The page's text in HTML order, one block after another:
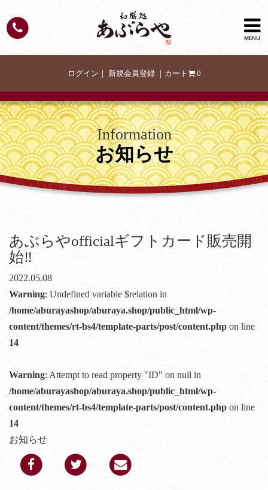
MENU
ログイン ｜ 新規会員登録｜ カート 0
Information
お知らせ
あぶらやofficialギフトカード販売開
始‼︎
2022.05.08
Warning: Undefined variable $relation in
/home/aburayashop/aburaya.shop/public_html/wp-
content/themes/rt-bs4/template-parts/post/content.php on line
14
Warning: Attempt to read property "ID" on null in
/home/aburayashop/aburaya.shop/public_html/wp-
content/themes/rt-bs4/template-parts/post/content.php on line
14
お知らせ